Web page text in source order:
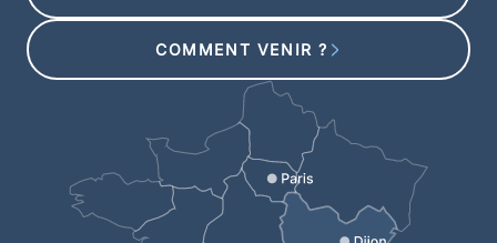
COMMENT VENIR ?